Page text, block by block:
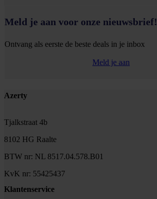
Meld je aan voor onze nieuwsbrief!
Ontvang als eerste de beste deals in je inbox
Meld je aan
Footer
Azerty
Tjalkstraat 4b
8102 HG Raalte
BTW nr: NL 8517.04.578.B01
KvK nr: 55425437
Klantenservice